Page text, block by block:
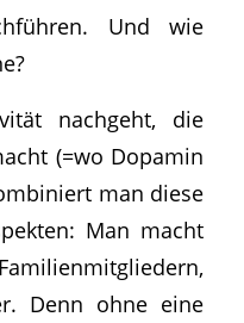
Und wie
nachgeht, die
(=wo Dopamin
man diese
Man macht
Denn ohne eine